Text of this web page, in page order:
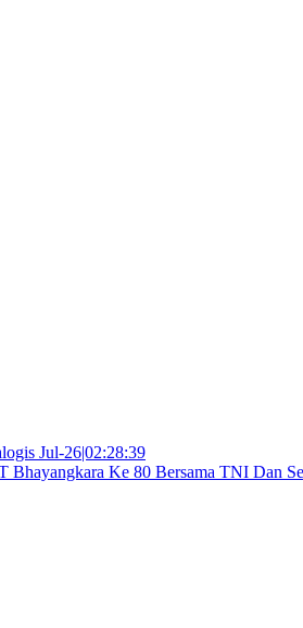
Jul-26|02:28:39
Ke 80 Bersama TNI Dan